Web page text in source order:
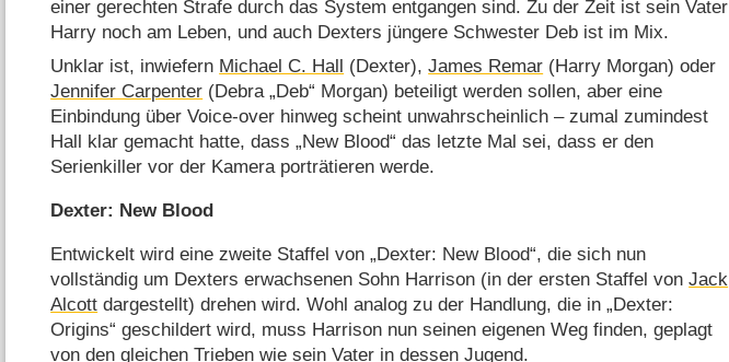
einer gerechten Strafe durch das System entgangen sind. Zu der Zeit ist sein Vater
Harry noch am Leben, und auch Dexters jüngere Schwester Deb ist im Mix.
Unklar ist, inwiefern Michael C. Hall (Dexter),James Remar (Harry Morgan) oder
Jennifer Carpenter (Debra „Deb“ Morgan) beteiligt werden sollen, aber eine
Einbindung über Voice-over hinweg scheint unwahrscheinlich – zumal zumindest
Hall klar gemacht hatte, dass „New Blood“ das letzte Mal sei, dass er den
Serienkiller vor der Kamera porträtieren werde.
Dexter: New Blood
Entwickelt wird eine zweite Staffel von „Dexter: New Blood“, die sich nun
vollständig um Dexters erwachsenen Sohn Harrison (in der ersten Staffel vonJack
Alcott dargestellt) drehen wird. Wohl analog zu der Handlung, die in „Dexter:
Origins“ geschildert wird, muss Harrison nun seinen eigenen Weg finden, geplagt
von den gleichen Trieben wie sein Vater in dessen Jugend.